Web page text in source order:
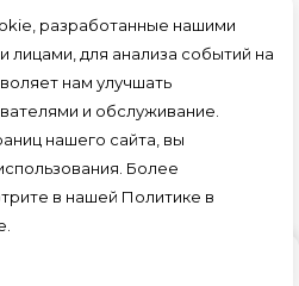
разработанные нашими
лицами, для анализа событий на
нам улучшать
и обслуживание.
нашего сайта, вы
Более
в нашей Политике в
технологии.
включая (но не
графическую, фотографическую
дизайн и оформление
наименование
права и прав на
защищены российским
соглашениями об
далее